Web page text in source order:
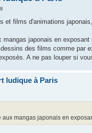
et films d'animations
mangas japonais en
des films comme par
A ne pas louper si
ludique à Paris
aux mangas japonais en